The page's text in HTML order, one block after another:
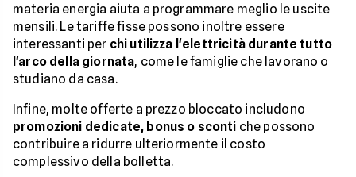
materia energia aiuta a programmare meglio le uscite
mensili. Le tariffe fisse possono inoltre essere
interessanti per chi utilizza l'elettricità durante tutto
l'arco della giornata, come le famiglie che lavorano o
studiano da casa.
Infine, molte offerte a prezzo bloccato includono
promozioni dedicate, bonus o sconti che possono
contribuire a ridurre ulteriormente il costo
complessivo della bolletta.